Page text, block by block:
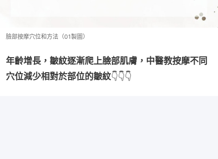
臉部按摩穴位和方法（01製圖）
年齡增長，皺紋逐漸爬上臉部肌膚，中醫教按摩不同
穴位減少相對於部位的皺紋👇👇👇